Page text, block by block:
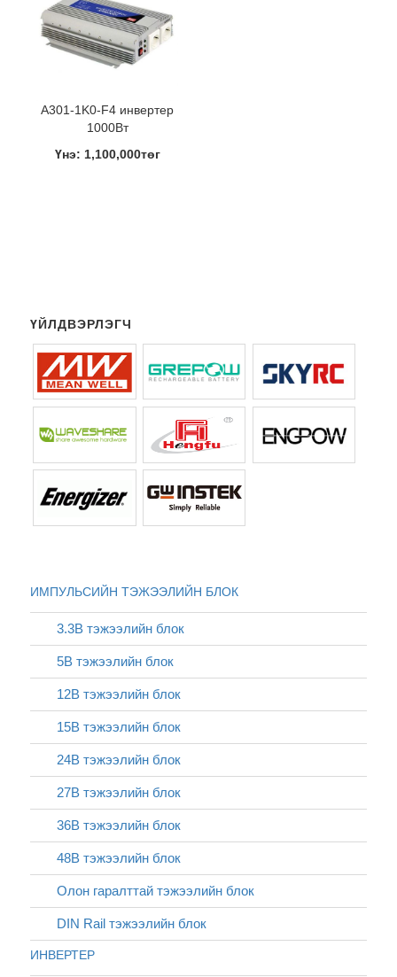
A301-1K0-F4 инвертер
1000Вт
Үнэ: 1,100,000төг
ҮЙЛДВЭРЛЭГЧ
ИМПУЛЬСИЙН ТЭЖЭЭЛИЙН БЛОК
3.3В тэжээлийн блок
5В тэжээлийн блок
12В тэжээлийн блок
15В тэжээлийн блок
24В тэжээлийн блок
27В тэжээлийн блок
36В тэжээлийн блок
48В тэжээлийн блок
Олон гаралттай тэжээлийн блок
DIN Rail тэжээлийн блок
ИНВЕРТЕР